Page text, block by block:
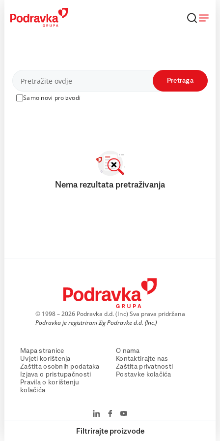
content
Proizvodi
Samo novi proizvodi
Pretraga
Filtrirajte proizvode
Nema rezultata pretraživanja
© 1998 – 2026 Podravka d.d. (Inc) Sva prava pridržana
Podravka je registrirani žig Podravke d.d. (Inc.)
Mapa stranice
Uvjeti korištenja
Zaštita osobnih podataka
Izjava o pristupačnosti
Pravila o korištenju
kolačića
O nama
Kontaktirajte nas
Zaštita privatnosti
Postavke kolačića